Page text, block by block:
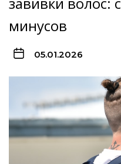
минусов
05.01.2026